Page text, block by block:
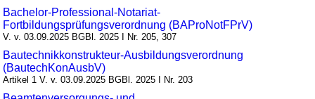
Bachelor-Professional-Notariat-
Fortbildungsprüfungsverordnung (BAProNotFPrV)
V. v. 03.09.2025 BGBl. 2025 I Nr. 205, 307
Bautechnikkonstrukteur-Ausbildungsverordnung
(BautechKonAusbV)
Artikel 1 V. v. 03.09.2025 BGBl. 2025 I Nr. 203